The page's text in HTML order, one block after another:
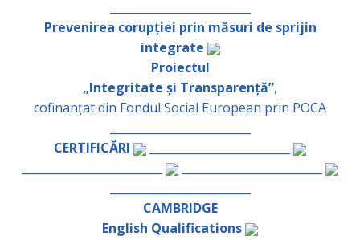
Prevenirea corupției prin măsuri de sprijin
integrate
Proiectul
„Integritate și Transparență”,
cofinanțat din Fondul Social European prin POCA
CERTIFICĂRI
CAMBRIDGE
English Qualifications